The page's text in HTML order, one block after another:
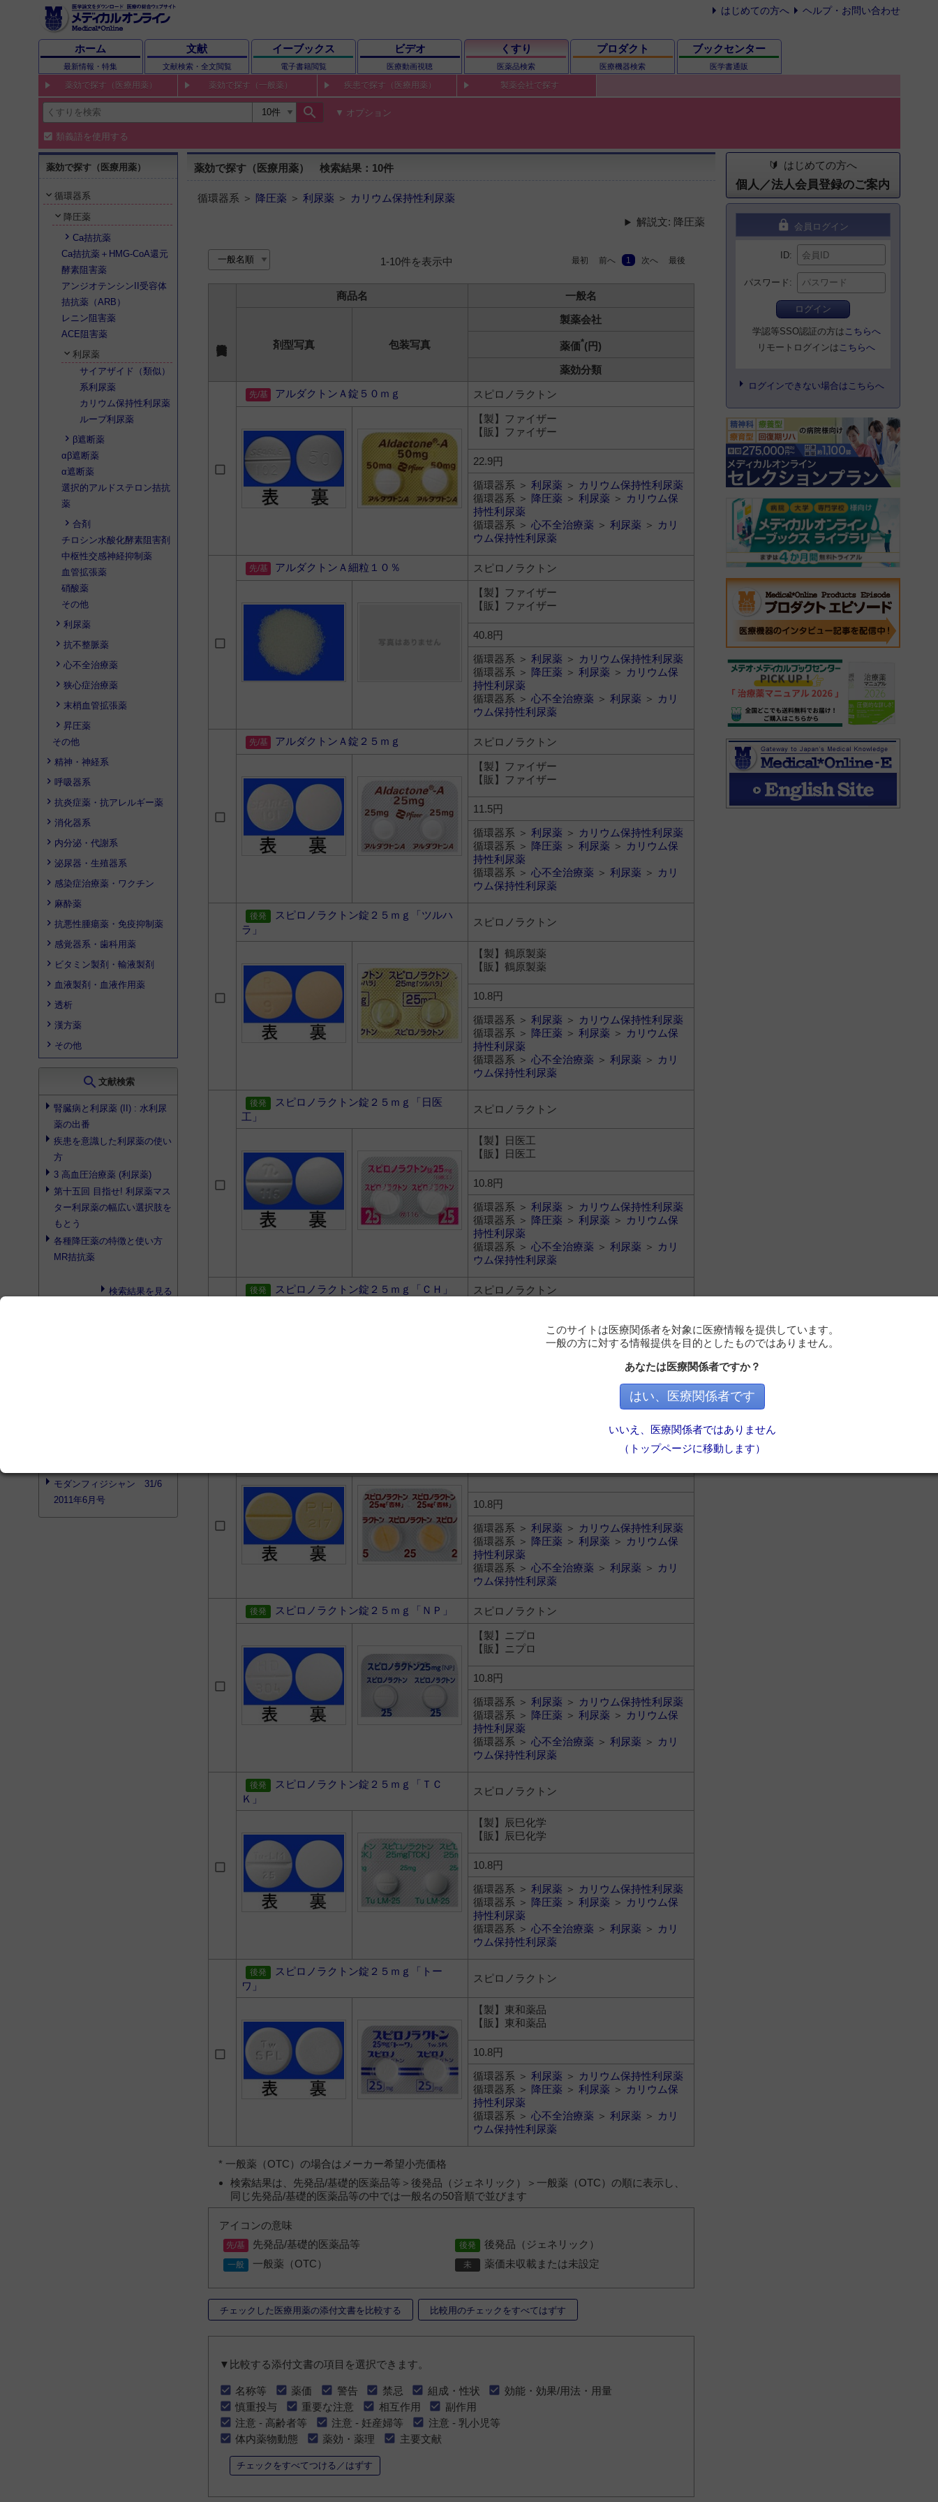
はじめての方へ ヘルプ・お問い合わせ
ホーム
最新情報・特集
文献
文献検索・全文閲覧
イーブックス
電子書籍閲覧
ビデオ
医療動画視聴
くすり
医薬品検索
プロダクト
医療機器検索
ブックセンター
医学書通販
薬効で探す（医療用薬） 薬効で探す（一般薬） 疾患で探す（医療用薬） 製薬会社で探す
search オプション
類義語を使用する
薬効で探す（医療用薬）
循環器系
降圧薬
Ca拮抗薬
Ca拮抗薬＋HMG-CoA還元
酵素阻害薬
アンジオテンシンII受容体
拮抗薬（ARB）
レニン阻害薬
ACE阻害薬
利尿薬
サイアザイド（類似）
系利尿薬
カリウム保持性利尿薬
ループ利尿薬
β遮断薬
αβ遮断薬
α遮断薬
選択的アルドステロン拮抗
薬
合剤
チロシン水酸化酵素阻害剤
中枢性交感神経抑制薬
血管拡張薬
硝酸薬
その他
利尿薬
抗不整脈薬
心不全治療薬
狭心症治療薬
末梢血管拡張薬
昇圧薬
その他
精神・神経系
呼吸器系
抗炎症薬・抗アレルギー薬
消化器系
内分泌・代謝系
泌尿器・生殖器系
感染症治療薬・ワクチン
麻酔薬
抗悪性腫瘍薬・免疫抑制薬
感覚器系・歯科用薬
ビタミン製剤・輸液製剤
血液製剤・血液作用薬
透析
漢方薬
その他
search 文献検索
腎臓病と利尿薬 (II) : 水利尿
薬の出番
疾患を意識した利尿薬の使い
方
3 高血圧治療薬 (利尿薬)
第十五回 目指せ! 利尿薬マス
ター利尿薬の幅広い選択肢を
もとう
各種降圧薬の特徴と使い方
MR拮抗薬
検索結果を見る
モダンフィジシャン 31/6
2011年6月号
薬効で探す（医療用薬） 検索結果：10件
循環器系 ＞ 降圧薬 ＞ 利尿薬 ＞ カリウム保持性利尿薬
解説文: 降圧薬
1-10件を表示中 最初 前へ 1 次へ 最後
商品名 一般名
剤型写真 包装写真
製薬会社
薬価*(円)
薬効分類
アルダクトンＡ錠５０ｍｇ
スピロノラクトン
【製】ファイザー
【販】ファイザー
22.9円
循環器系 ＞ 利尿薬 ＞ カリウム保持性利尿薬
循環器系 ＞ 降圧薬 ＞ 利尿薬 ＞ カリウム保
持性利尿薬
循環器系 ＞ 心不全治療薬 ＞ 利尿薬 ＞ カリ
ウム保持性利尿薬
アルダクトンＡ細粒１０％ スピロノラクトン
【製】ファイザー
【販】ファイザー
40.8円
循環器系 ＞ 利尿薬 ＞ カリウム保持性利尿薬
循環器系 ＞ 降圧薬 ＞ 利尿薬 ＞ カリウム保
持性利尿薬
循環器系 ＞ 心不全治療薬 ＞ 利尿薬 ＞ カリ
ウム保持性利尿薬
アルダクトンＡ錠２５ｍｇ スピロノラクトン
【製】ファイザー
【販】ファイザー
11.5円
循環器系 ＞ 利尿薬 ＞ カリウム保持性利尿薬
循環器系 ＞ 降圧薬 ＞ 利尿薬 ＞ カリウム保
持性利尿薬
循環器系 ＞ 心不全治療薬 ＞ 利尿薬 ＞ カリ
ウム保持性利尿薬
スピロノラクトン錠２５ｍｇ「ツルハ
ラ」
スピロノラクトン
【製】鶴原製薬
【販】鶴原製薬
10.8円
循環器系 ＞ 利尿薬 ＞ カリウム保持性利尿薬
循環器系 ＞ 降圧薬 ＞ 利尿薬 ＞ カリウム保
持性利尿薬
循環器系 ＞ 心不全治療薬 ＞ 利尿薬 ＞ カリ
ウム保持性利尿薬
スピロノラクトン錠２５ｍｇ「日医
工」
スピロノラクトン
【製】日医工
【販】日医工
10.8円
循環器系 ＞ 利尿薬 ＞ カリウム保持性利尿薬
循環器系 ＞ 降圧薬 ＞ 利尿薬 ＞ カリウム保
持性利尿薬
循環器系 ＞ 心不全治療薬 ＞ 利尿薬 ＞ カリ
ウム保持性利尿薬
スピロノラクトン錠２５ｍｇ「ＣＨ」 スピロノラクトン
【販】日本ジェネリック
カリウム保持性利尿薬
カリウム保
10.8円
循環器系 ＞ 利尿薬 ＞ カリウム保持性利尿薬
循環器系 ＞ 降圧薬 ＞ 利尿薬 ＞ カリウム保
持性利尿薬
循環器系 ＞ 心不全治療薬 ＞ 利尿薬 ＞ カリ
ウム保持性利尿薬
スピロノラクトン錠２５ｍｇ「ＮＰ」 スピロノラクトン
【製】ニプロ
【販】ニプロ
10.8円
循環器系 ＞ 利尿薬 ＞ カリウム保持性利尿薬
循環器系 ＞ 降圧薬 ＞ 利尿薬 ＞ カリウム保
持性利尿薬
循環器系 ＞ 心不全治療薬 ＞ 利尿薬 ＞ カリ
ウム保持性利尿薬
スピロノラクトン錠２５ｍｇ「ＴＣ
Ｋ」
スピロノラクトン
【製】辰巳化学
【販】辰巳化学
10.8円
循環器系 ＞ 利尿薬 ＞ カリウム保持性利尿薬
循環器系 ＞ 降圧薬 ＞ 利尿薬 ＞ カリウム保
持性利尿薬
循環器系 ＞ 心不全治療薬 ＞ 利尿薬 ＞ カリ
ウム保持性利尿薬
スピロノラクトン錠２５ｍｇ「トー
ワ」
スピロノラクトン
【製】東和薬品
【販】東和薬品
10.8円
循環器系 ＞ 利尿薬 ＞ カリウム保持性利尿薬
循環器系 ＞ 降圧薬 ＞ 利尿薬 ＞ カリウム保
持性利尿薬
循環器系 ＞ 心不全治療薬 ＞ 利尿薬 ＞ カリ
ウム保持性利尿薬
* 一般薬（OTC）の場合はメーカー希望小売価格
検索結果は、先発品/基礎的医薬品等＞後発品（ジェネリック）＞一般薬（OTC）の順に表示し、
同じ先発品/基礎的医薬品等の中では一般名の50音順で並びます
アイコンの意味
先発品/基礎的医薬品等
後発品（ジェネリック）
一般薬（OTC）
薬価未収載または未設定
チェックした医療用薬の添付文書を比較する 比較用のチェックをすべてはずす
▼比較する添付文書の項目を選択できます。
名称等 薬価 警告 禁忌 組成・性状
効能・効果/用法・用量
慎重投与
重要な注意 相互作用
副作用
注意 - 高齢者等
注意 - 妊産婦等
注意 - 乳小児等
体内薬物動態
薬効・薬理 主要文献
チェックをすべてつける／はずす
はじめての方へ
個人／法人会員登録のご案内
lock 会員ログイン
ID
パスワード
ログイン
学認等SSO認証の方は こちらへ
リモートログインは こちらへ
ログインできない場合はこちらへ
このサイトは医療関係者を対象に医療情報を提供しています。
一般の方に対する情報提供を目的としたものではありません。
あなたは医療関係者ですか？
はい、医療関係者です
いいえ、医療関係者ではありません
（トップページに移動します）